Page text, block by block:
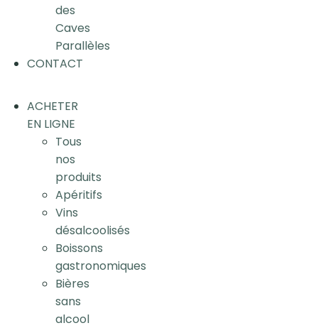
des
Caves
Parallèles
CONTACT
ACHETER
EN LIGNE
Tous
nos
produits
Apéritifs
Vins
désalcoolisés
Boissons
gastronomiques
Bières
sans
alcool